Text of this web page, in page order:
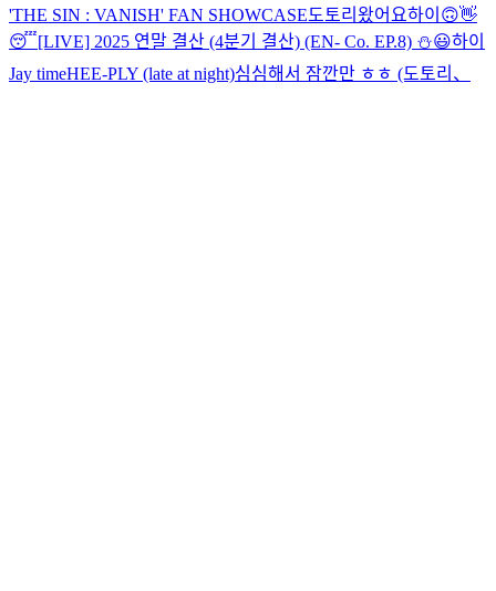
'THE SIN : VANISH' FAN SHOWCASE도토리왔어요하이 🙃👋
😴[LIVE] 2025 연말 결산 (4분기 결산) (EN- Co. EP.8) ⛄️😃하이
Jay timeHEE-PLY (late at night)심심해서 잠깐만 ㅎㅎ (도토리 、